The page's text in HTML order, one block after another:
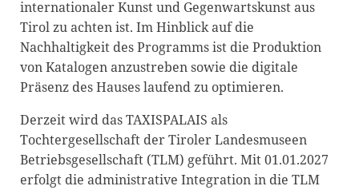
internationaler Kunst und Gegenwartskunst aus
Tirol zu achten ist. Im Hinblick auf die
Nachhaltigkeit des Programms ist die Produktion
von Katalogen anzustreben sowie die digitale
Präsenz des Hauses laufend zu optimieren.
Derzeit wird das TAXISPALAIS als
Tochtergesellschaft der Tiroler Landesmuseen
Betriebsgesellschaft (TLM) geführt. Mit 01.01.2027
erfolgt die administrative Integration in die TLM